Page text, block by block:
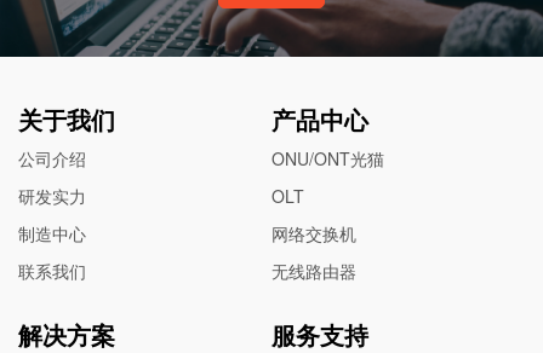
关于我们
公司介绍
研发实力
制造中心
联系我们
产品中心
ONU/ONT光猫
OLT
网络交换机
无线路由器
解决方案 服务支持